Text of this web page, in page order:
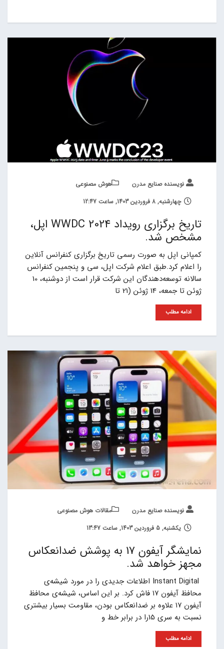
نویسنده صنایع مدرن
هوش مصنوعی
چهارشنبه, 8 فروردین 1403, ساعت 12:47
تاریخ برگزاری رویداد WWDC 2024 اپل،
مشخص شد.
کمپانی اپل به صورت رسمی تاریخ برگزاری کنفرانس آنلاین
را اعلام کرد.طبق اعلام شرکت اپل، سی و پنجمین کنفرانس
سالانه توسعه‌دهندگان این شرکت قرار است از دوشنبه، 10
ژوئن تا جمعه، 14 ژوئن (21 تا
ادامه مطلب
نویسنده صنایع مدرن
مقالات هوش مصنوعی
یکشنبه, 5 فروردین 1403, ساعت 13:47
نمایشگر آیفون 17 به پوشش ضدانعکاس
مجهز خواهد شد.
Instant Digital اطلاعات جدیدی را در مورد شیشه‌ی
محافظ آیفون ۱۷ فاش کرد. بر این اساس، شیشه‌ی محافظ
آیفون ۱۷ علاوه بر ضدانعکاس بودن، مقاومت بسیار بیشتری
نسبت به سری 15را در برابر خط و
ادامه مطلب